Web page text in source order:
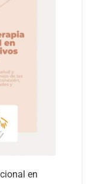
en